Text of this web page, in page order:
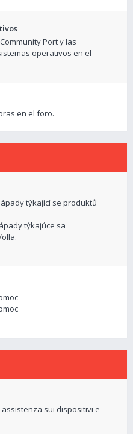
Port y las
operativos en el
en el foro.
týkající se produktů
týkajúce sa
sui dispositivi e